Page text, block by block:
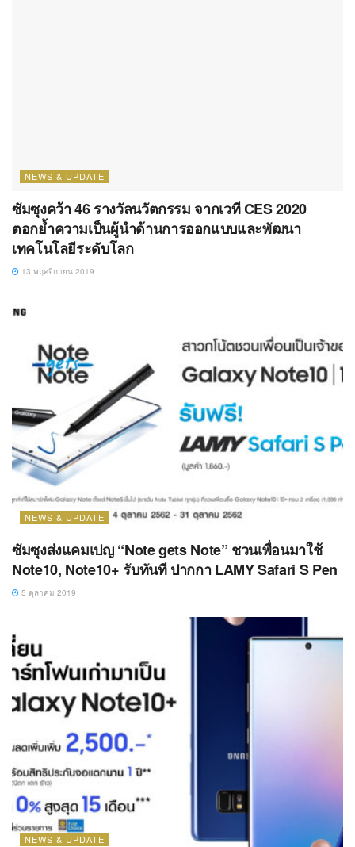
NEWS & UPDATE
ซัมซุงคว้า 46 รางวัลนวัตกรรม จากเวที CES 2020
ตอกย้ำความเป็นผู้นำด้านการออกแบบและพัฒนา
เทคโนโลยีระดับโลก
13 พฤศจิกายน 2019
NEWS & UPDATE
ซัมซุงส่งแคมเปญ “Note gets Note” ชวนเพื่อนมาใช้
Note10, Note10+ รับทันที ปากกา LAMY Safari S Pen
5 ตุลาคม 2019
NEWS & UPDATE